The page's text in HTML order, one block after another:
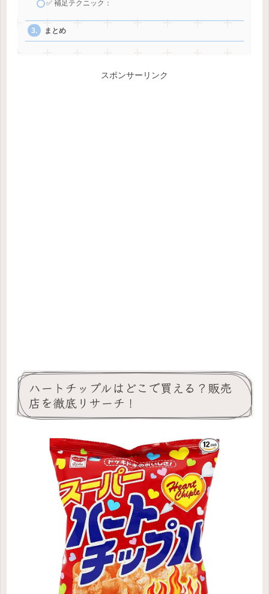
✅ 補足テクニック：
まとめ
スポンサーリンク
ハートチップルはどこで買える？販売
店を徹底リサーチ！